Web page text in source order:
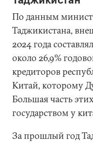
По данным
Таджикистана,
2024 года
около 26,9%
кредиторов
Китай, которому
Большая часть
государством у
За прошлый год